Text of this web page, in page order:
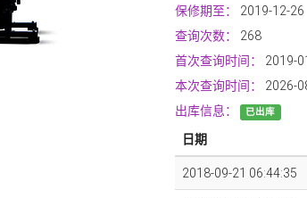
保修期至：
2019-12-26
查询次数：
268
首次查询时间：
2019-
本次查询时间：
2026-
出库信息：
已出库
日期
2018-09-21 06:44:35